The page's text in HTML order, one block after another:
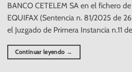
BANCO CETELEM SA en el fichero
EQUIFAX (Sentencia n. 81/2025 de
el Juzgado de Primera Instancia n.11
Continuar leyendo →